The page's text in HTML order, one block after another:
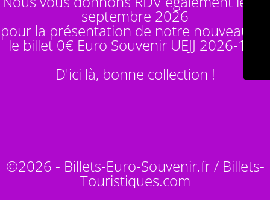
septembre 2026
pour la présentation de notre nouveauté :
le billet 0€ Euro Souvenir UEJJ 2026-10
D'ici là, bonne collection !
©2026 - Billets-Euro-Souvenir.fr / Billets-
Touristiques.com